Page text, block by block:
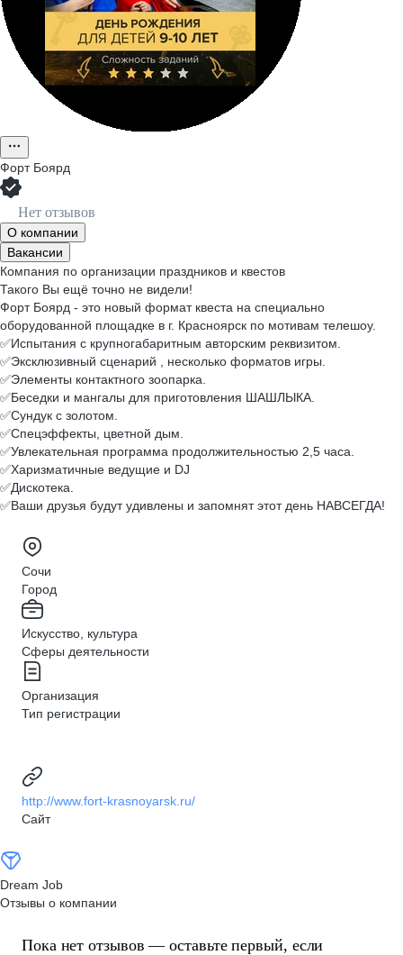
Форт Боярд
Нет отзывов
О компании
Вакансии
Компания по организации праздников и квестов
Такого Вы ещё точно не видели!
Форт Боярд - это новый формат квеста на специально
оборудованной площадке в г. Красноярск по мотивам телешоу.
✅Испытания с крупногабаритным авторским реквизитом.
✅Эксклюзивный сценарий , несколько форматов игры.
✅Элементы контактного зоопарка.
✅Беседки и мангалы для приготовления ШАШЛЫКА.
✅Сундук с золотом.
✅Спецэффекты, цветной дым.
✅Увлекательная программа продолжительностью 2,5 часа.
✅Харизматичные ведущие и DJ
✅Дискотека.
✅Ваши друзья будут удивлены и запомнят этот день НАВСЕГДА!
Сочи
Город
Искусство, культура
Сферы деятельности
Организация
Тип регистрации
http://www.fort-krasnoyarsk.ru/
Сайт
Dream Job
Отзывы о компании
Пока нет отзывов — оставьте первый, если